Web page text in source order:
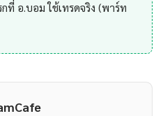
ที่ อ.บอม ใช้เทรดจริง (พาร์ท